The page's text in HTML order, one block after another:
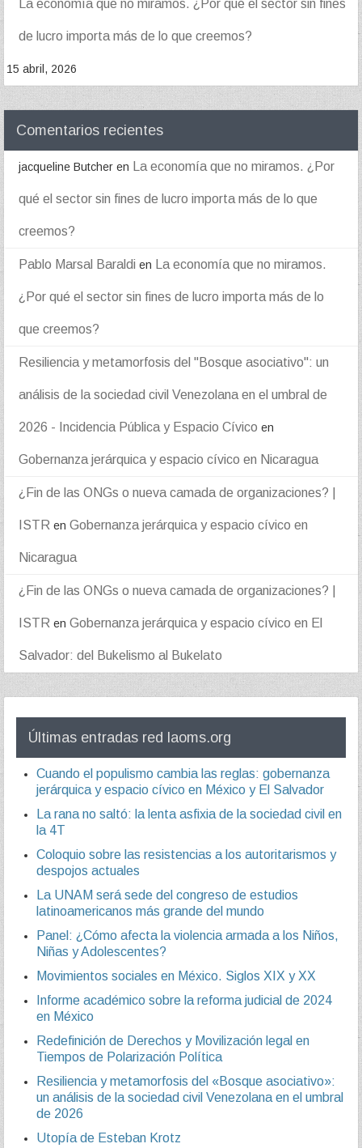
La economía que no miramos. ¿Por qué el sector sin fines
de lucro importa más de lo que creemos?
15 abril, 2026
Comentarios recientes
jacqueline Butcher en La economía que no miramos. ¿Por
qué el sector sin fines de lucro importa más de lo que
creemos?
Pablo Marsal Baraldi en La economía que no miramos.
¿Por qué el sector sin fines de lucro importa más de lo
que creemos?
Resiliencia y metamorfosis del "Bosque asociativo": un
análisis de la sociedad civil Venezolana en el umbral de
2026 - Incidencia Pública y Espacio Cívico en
Gobernanza jerárquica y espacio cívico en Nicaragua
¿Fin de las ONGs o nueva camada de organizaciones? |
ISTR en Gobernanza jerárquica y espacio cívico en
Nicaragua
¿Fin de las ONGs o nueva camada de organizaciones? |
ISTR en Gobernanza jerárquica y espacio cívico en El
Salvador: del Bukelismo al Bukelato
Últimas entradas red laoms.org
Cuando el populismo cambia las reglas: gobernanza
jerárquica y espacio cívico en México y El Salvador
La rana no saltó: la lenta asfixia de la sociedad civil en
la 4T
Coloquio sobre las resistencias a los autoritarismos y
despojos actuales
La UNAM será sede del congreso de estudios
latinoamericanos más grande del mundo
Panel: ¿Cómo afecta la violencia armada a los Niños,
Niñas y Adolescentes?
Movimientos sociales en México. Siglos XIX y XX
Informe académico sobre la reforma judicial de 2024
en México
Redefinición de Derechos y Movilización legal en
Tiempos de Polarización Política
Resiliencia y metamorfosis del «Bosque asociativo»:
un análisis de la sociedad civil Venezolana en el umbral
de 2026
Utopía de Esteban Krotz